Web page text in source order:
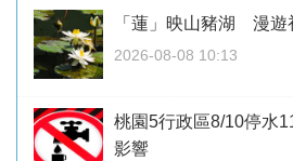
「蓮」映山豬湖 漫遊
2026-08-08 10:13
桃園5行政區8/10停水
影響